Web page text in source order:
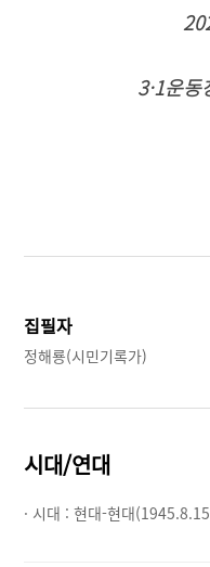
3·1운
집필자
정해룡(시민기록가)
시대/연대
· 시대 :현대-현대